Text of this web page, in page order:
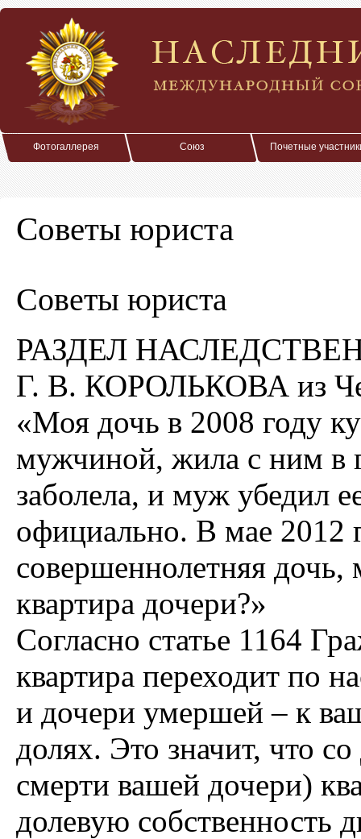
Фотогаллерея Союз Почетные
Советы юриста
Советы юриста
РАЗДЕЛ
Г. В. КОРОЛЬКОВА из
«Моя дочь в 2008 году
мужчиной, жила с ним в
заболела, и муж убедил
официально. В мае 2012
совершеннолетняя дочь,
квартира дочери?»
Согласно статье 1164
квартира переходит по
и дочери умершей – к
долях. Это значит, что
смерти вашей дочери)
долевую собственность